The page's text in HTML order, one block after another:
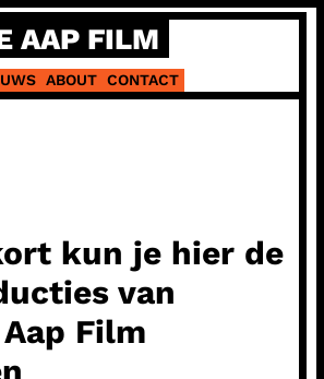
AAP FILM
ABOUT CONTACT
kun je hier de
van
Film